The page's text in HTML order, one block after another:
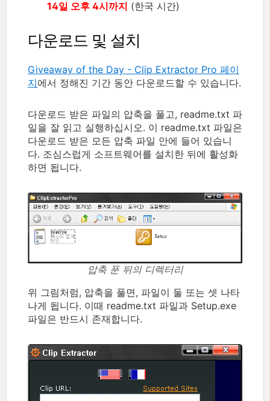
14일 오후 4시까지 (한국 시간)
다운로드 및 설치
Giveaway of the Day - Clip Extractor Pro 페이
지에서 정해진 기간 동안 다운로드할 수 있습니다.
다운로드 받은 파일의 압축을 풀고, readme.txt 파
일을 잘 읽고 실행하십시오. 이 readme.txt 파일은
다운로드 받은 모든 압축 파일 안에 들어 있습니
다. 조심스럽게 소프트웨어를 설치한 뒤에 활성화
하면 됩니다.
압축 푼 뒤의 디렉터리
위 그림처럼, 압축을 풀면, 파일이 둘 또는 셋 나타
나게 됩니다. 이때 readme.txt 파일과 Setup.exe
파일은 반드시 존재합니다.